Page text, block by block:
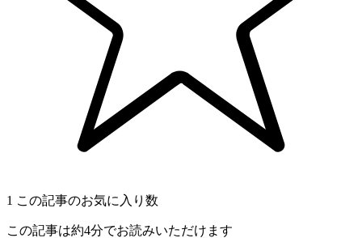
1 この記事のお気に入り数
この記事は約4分でお読みいただけます